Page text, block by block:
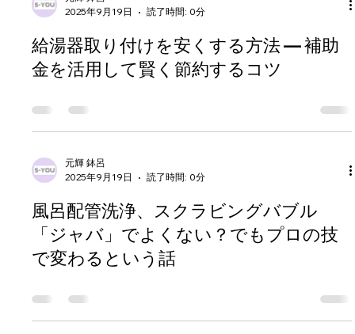
元輝 鉢呂
2025年9月19日
読了時間: 0分
給湯器取り付けを安くする方法 ― 補助
金を活用して賢く節約するコツ
元輝 鉢呂
2025年9月19日
読了時間: 0分
「ジャバ」でよくない？でもプロの技
で変わるという話